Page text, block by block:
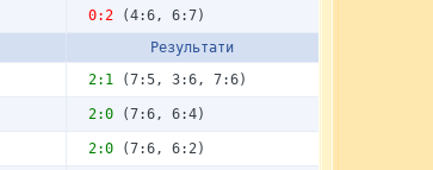
0:2(4:6, 6:7)
Результати
2:1(7:5, 3:6, 7:6)
2:0(7:6, 6:4)
2:0(7:6, 6:2)